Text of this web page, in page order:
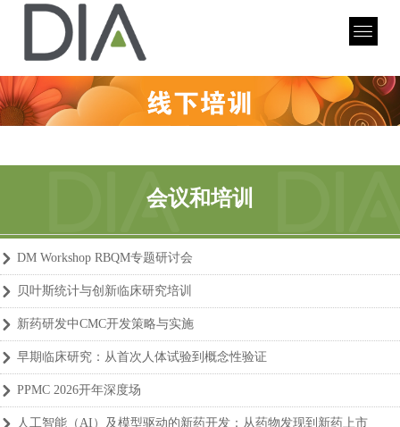
会议和培训
낑 DM Workshop RBQM专题研讨会
낑 贝叶斯统计与创新临床研究培训
낑 新药研发中CMC开发策略与实施
낑 早期临床研究：从首次人体试验到概念性验证
낑 PPMC 2026开年深度场
낑 人工智能（AI）及模型驱动的新药开发：从药物发现到新药上市